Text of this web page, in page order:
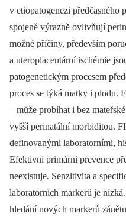
v etiopatogenezi předčasného
spojené výrazně ovlivňují
možné příčiny, především
a uteroplacentární ischémie
patogenetickým procesem
proces se týká matky i plodu.
–⁠ může probíhat i bez
vyšší perinatální morbiditou.
definovanými laboratorními,
Efektivní primární prevence
neexistuje. Senzitivita a
laboratorních markerů je
hledání nových markerů